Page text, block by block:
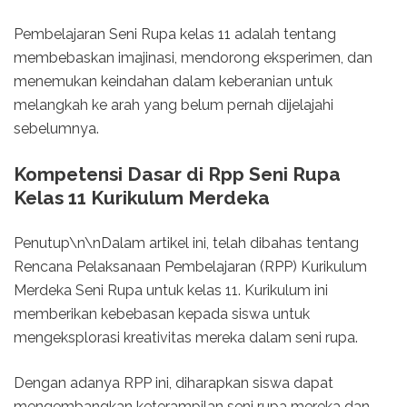
Pembelajaran Seni Rupa kelas 11 adalah tentang
membebaskan imajinasi, mendorong eksperimen, dan
menemukan keindahan dalam keberanian untuk
melangkah ke arah yang belum pernah dijelajahi
sebelumnya.
Kompetensi Dasar di Rpp Seni Rupa
Kelas 11 Kurikulum Merdeka
Penutup\n\nDalam artikel ini, telah dibahas tentang
Rencana Pelaksanaan Pembelajaran (RPP) Kurikulum
Merdeka Seni Rupa untuk kelas 11. Kurikulum ini
memberikan kebebasan kepada siswa untuk
mengeksplorasi kreativitas mereka dalam seni rupa.
Dengan adanya RPP ini, diharapkan siswa dapat